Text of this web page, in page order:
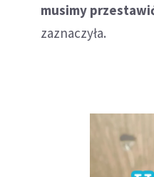
musimy
zaznaczyła.